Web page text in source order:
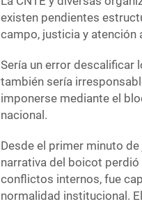
existen pendientes
campo, justicia y atención
Sería un error descalificar
también sería
imponerse mediante el
nacional.
Desde el primer minuto
narrativa del boicot perdió
conflictos internos, fue
normalidad institucional.